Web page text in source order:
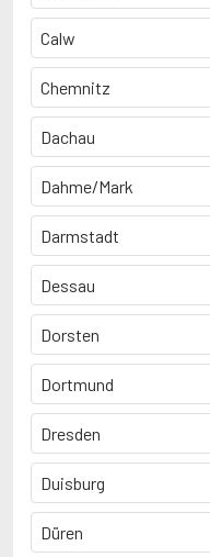
Calw
Chemnitz
Dachau
Dahme/Mark
Darmstadt
Dessau
Dorsten
Dortmund
Dresden
Duisburg
Düren